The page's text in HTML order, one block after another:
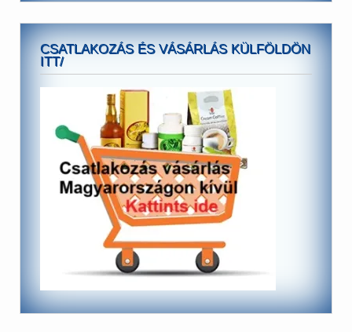
CSATLAKOZÁS ÉS VÁSÁRLÁS KÜLFÖLDÖN
ITT/